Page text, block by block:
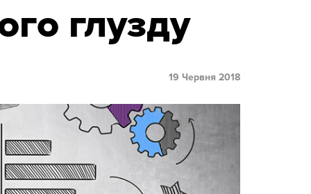
глузду
19 Червня 2018